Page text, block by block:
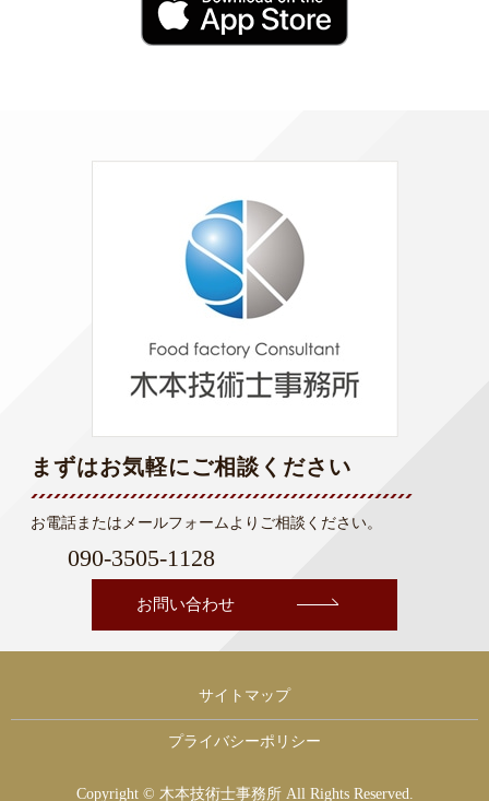
まずはお気軽にご相談ください
お電話またはメールフォームよりご相談ください。
090-3505-1128
お問い合わせ
サイトマップ
プライバシーポリシー
Copyright © 木本技術士事務所 All Rights Reserved.